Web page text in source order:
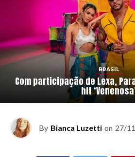
BRASIL
Com participação de Lexa,
hit
By Bianca Luzetti on 27/